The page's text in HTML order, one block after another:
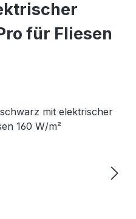
für Fliesen